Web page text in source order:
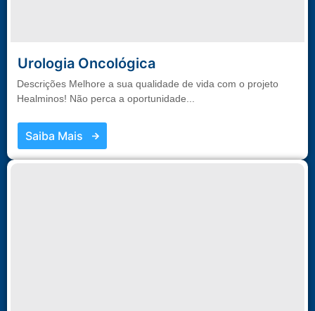
Urologia Oncológica
Descrições Melhore a sua qualidade de vida com o projeto
Healminos! Não perca a oportunidade...
Saiba Mais